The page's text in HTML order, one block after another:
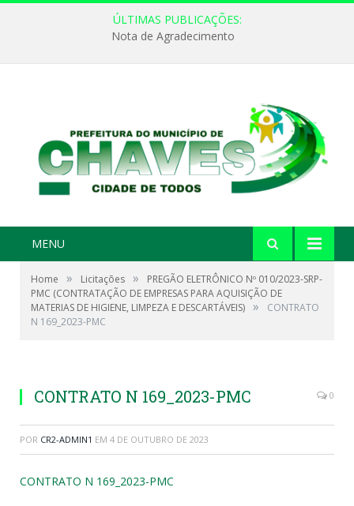
ÚLTIMAS PUBLICAÇÕES:
Nota de Agradecimento
MENU
Home » Licitações »
PREGÃO ELETRÔNICO Nº 010/2023-SRP-
PMC (CONTRATAÇÃO DE EMPRESAS PARA AQUISIÇÃO DE
MATERIAS DE HIGIENE, LIMPEZA E DESCARTÁVEIS) »
CONTRATO
N 169_2023-PMC
CONTRATO N 169_2023-PMC 0
POR CR2-ADMIN1 EM 4 DE OUTUBRO DE 2023
CONTRATO N 169_2023-PMC